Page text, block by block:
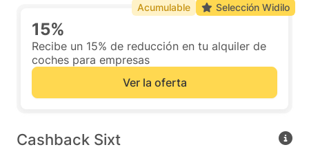
15%
Recibe un 15% de reducción en tu alquiler de
coches para empresas
Ver la oferta
Acumulable Selección Widilo
Cashback Sixt